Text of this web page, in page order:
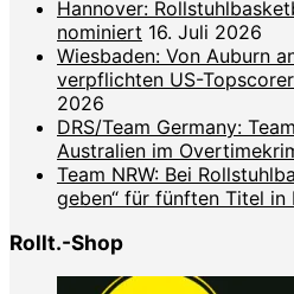
Hannover:
nominiert 16. Juli 2026
Wiesbaden: Von Auburn
verpflichten US-
2026
DRS/Team Germany:
Australien im
Team NRW: Bei
geben“ für fünften Titel in
Rollt.-Shop